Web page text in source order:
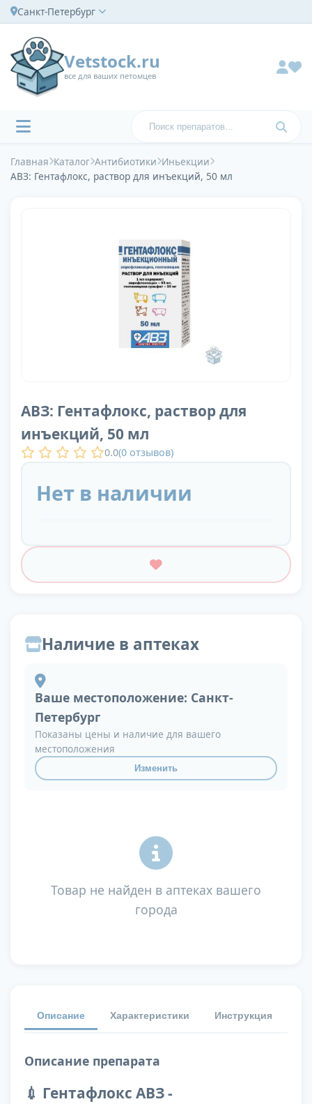
Санкт-Петербург
Vetstock.ru
все для ваших петомцев
Главная Каталог Антибиотики Иньекции
АВЗ: Гентафлокс, раствор для инъекций, 50 мл
АВЗ: Гентафлокс, раствор для
инъекций, 50 мл
0.0(0 отзывов)
Нет в наличии
Наличие в аптеках
Ваше местоположение: Санкт-
Петербург
Показаны цены и наличие для вашего
местоположения
Изменить
Товар не найден в аптеках вашего
города
Описание Характеристики Инструкция
Описание препарата
💉 Гентафлокс АВЗ -